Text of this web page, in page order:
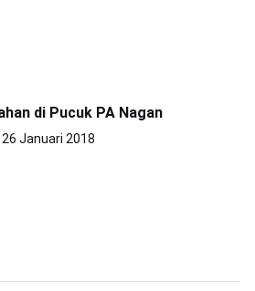
di Pucuk PA Nagan
26 Januari 2018